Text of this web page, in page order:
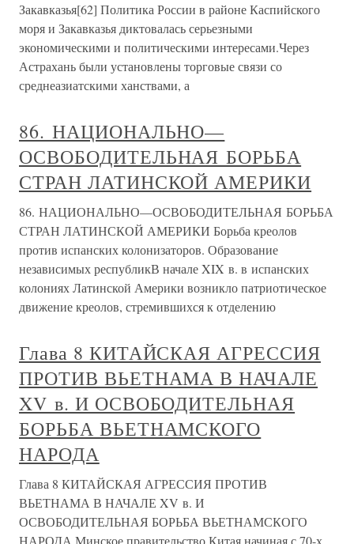
Закавказья[62] Политика России в районе Каспийского
моря и Закавказья диктовалась серьезными
экономическими и политическими интересами.Через
Астрахань были установлены торговые связи со
среднеазиатскими ханствами, а
86. НАЦИОНАЛЬНО—
ОСВОБОДИТЕЛЬНАЯ БОРЬБА
СТРАН ЛАТИНСКОЙ АМЕРИКИ
86. НАЦИОНАЛЬНО—ОСВОБОДИТЕЛЬНАЯ БОРЬБА
СТРАН ЛАТИНСКОЙ АМЕРИКИ Борьба креолов
против испанских колонизаторов. Образование
независимых республикВ начале XIX в. в испанских
колониях Латинской Америки возникло патриотическое
движение креолов, стремившихся к отделению
Глава 8 КИТАЙСКАЯ АГРЕССИЯ
ПРОТИВ ВЬЕТНАМА В НАЧАЛЕ
XV в. И ОСВОБОДИТЕЛЬНАЯ
БОРЬБА ВЬЕТНАМСКОГО
НАРОДА
Глава 8 КИТАЙСКАЯ АГРЕССИЯ ПРОТИВ
ВЬЕТНАМА В НАЧАЛЕ XV в. И
ОСВОБОДИТЕЛЬНАЯ БОРЬБА ВЬЕТНАМСКОГО
НАРОДА Минское правительство Китая начиная с 70-х